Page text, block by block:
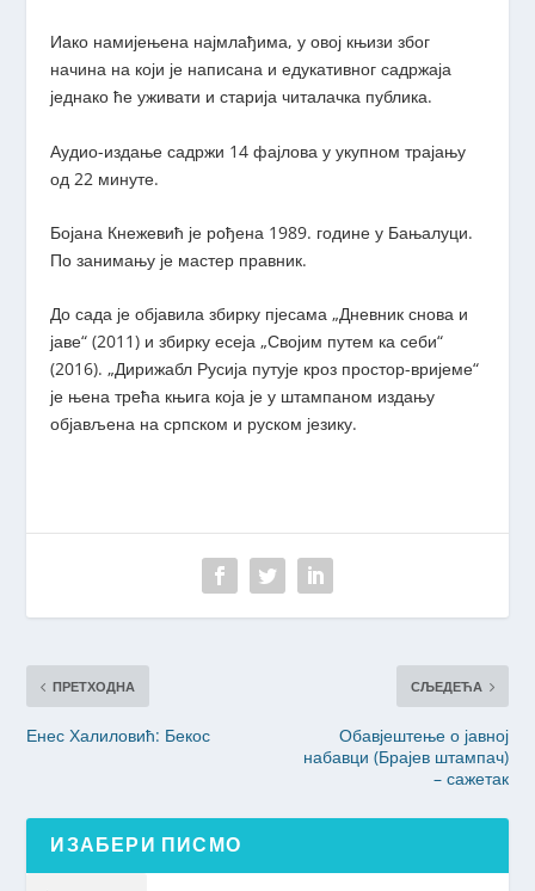
Иако намијењена најмлађима, у овој књизи због
начина на који је написана и едукативног садржаја
једнако ће уживати и старија читалачка публика.
Аудио-издање садржи 14 фајлова у укупном трајању
од 22 минуте.
Бојана Кнежевић је рођена 1989. године у Бањалуци.
По занимању је мастер правник.
До сада је објавила збирку пјесама „Дневник снова и
јаве“ (2011) и збирку есеја „Својим путем ка себи“
(2016). „Дирижабл Русија путује кроз простор-вријеме“
је њена трећа књига која је у штампаном издању
објављена на српском и руском језику.
ПРЕТХОДНА
Енес Халиловић: Бекос
СЉЕДЕЋА
Обавјештење о јавној
набавци (Брајев штампач)
– сажетак
ИЗАБЕРИ ПИСМО